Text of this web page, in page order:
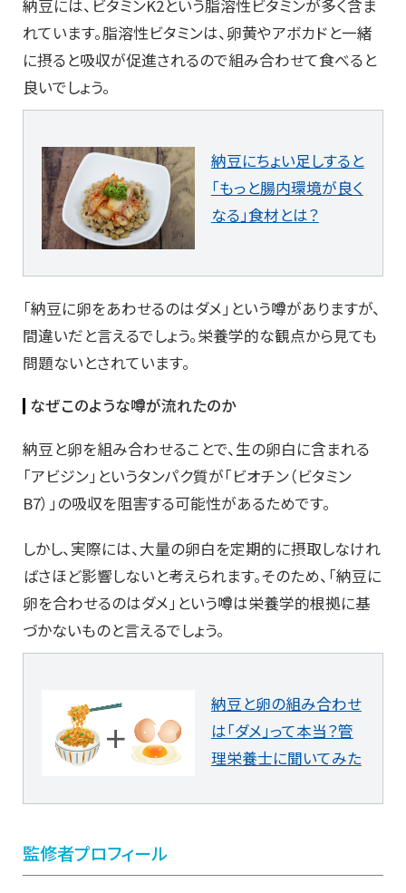
納豆には、ビタミンK2という脂溶性ビタミンが多く含ま
れています。脂溶性ビタミンは、卵黄やアボカドと一緒
に摂ると吸収が促進されるので組み合わせて食べると
良いでしょう。
納豆にちょい足しすると
「もっと腸内環境が良く
なる」食材とは？
「納豆に卵をあわせるのはダメ」という噂がありますが、
間違いだと言えるでしょう。栄養学的な観点から見ても
問題ないとされています。
なぜこのような噂が流れたのか
納豆と卵を組み合わせることで、生の卵白に含まれる
「アビジン」というタンパク質が「ビオチン（ビタミン
B7）」の吸収を阻害する可能性があるためです。
しかし、実際には、大量の卵白を定期的に摂取しなけれ
ばさほど影響しないと考えられます。そのため、「納豆に
卵を合わせるのはダメ」という噂は栄養学的根拠に基
づかないものと言えるでしょう。
納豆と卵の組み合わせ
は「ダメ」って本当？管
理栄養士に聞いてみた
監修者プロフィール